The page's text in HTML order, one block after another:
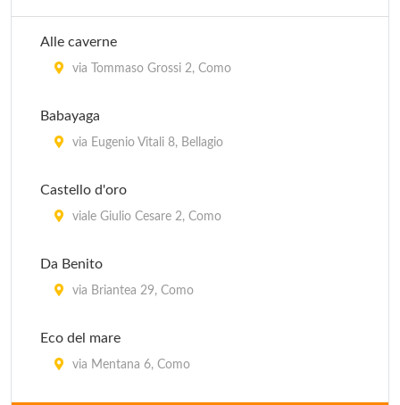
Alle caverne
via Tommaso Grossi 2, Como
Babayaga
via Eugenio Vitali 8, Bellagio
Castello d'oro
viale Giulio Cesare 2, Como
Da Benito
via Briantea 29, Como
Eco del mare
via Mentana 6, Como